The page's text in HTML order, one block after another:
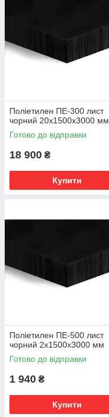
Поліетилен ПЕ-300 лист
чорний 20х1500х3000 мм
Готово до відправки
18 900 ₴
Купити
Поліетилен ПЕ-500 лист
чорний 2х1500х3000 мм
Готово до відправки
1 940 ₴
Купити